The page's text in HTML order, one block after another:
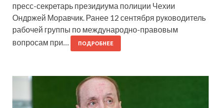
пресс-секретарь президиума полиции Чехии
Ондржей Моравчик. Ранее 12 сентября руководитель
рабочей группы по международно-правовым
вопросам при…
ПОДРОБНЕЕ